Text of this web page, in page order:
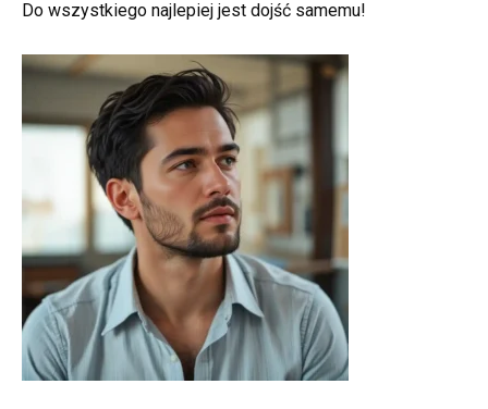
Do wszystkiego najlepiej jest dojść samemu!